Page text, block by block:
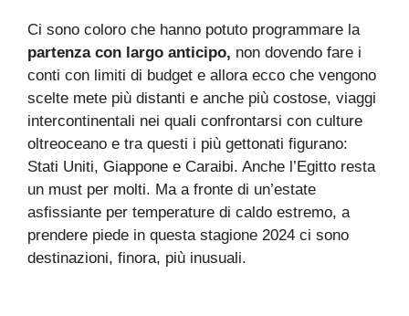
Ci sono coloro che hanno potuto programmare la
partenza con largo anticipo, non dovendo fare i
conti con limiti di budget e allora ecco che vengono
scelte mete più distanti e anche più costose, viaggi
intercontinentali nei quali confrontarsi con culture
oltreoceano e tra questi i più gettonati figurano:
Stati Uniti, Giappone e Caraibi. Anche l’Egitto resta
un must per molti. Ma a fronte di un’estate
asfissiante per temperature di caldo estremo, a
prendere piede in questa stagione 2024 ci sono
destinazioni, finora, più inusuali.